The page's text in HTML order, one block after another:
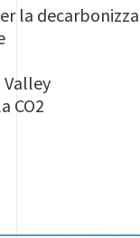
CO2